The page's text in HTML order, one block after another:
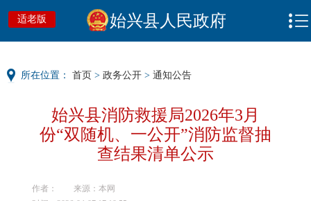
适老版 始兴县人民政府
所在位置： 首页 > 政务公开 > 通知公告
始兴县消防救援局2026年3月
份“双随机、一公开”消防监督抽
查结果清单公示
作者：
来源：本网